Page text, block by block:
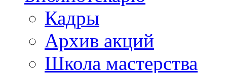
Кадры
Архив акций
Школа мастерства